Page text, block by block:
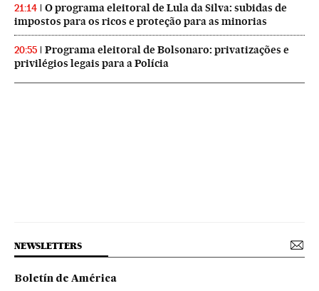
21:14
O programa eleitoral de Lula da Silva: subidas de
impostos para os ricos e proteção para as minorias
20:55
Programa eleitoral de Bolsonaro: privatizações e
privilégios legais para a Polícia
NEWSLETTERS
Boletín de América